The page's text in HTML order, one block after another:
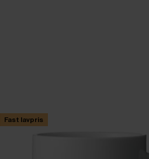
Fast lavpris